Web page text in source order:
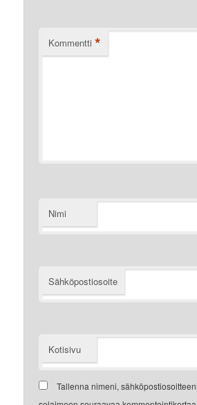
Kommentti *
Nimi
Sähköpostiosoite
Kotisivu
Tallenna nimeni,